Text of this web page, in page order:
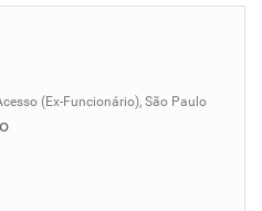
(Ex-Funcionário), São Paulo